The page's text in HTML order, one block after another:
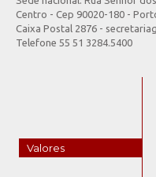
Centro - Cep 90020-180 -
Caixa Postal 2876 -
Telefone 55 51 3284.5400
Valores